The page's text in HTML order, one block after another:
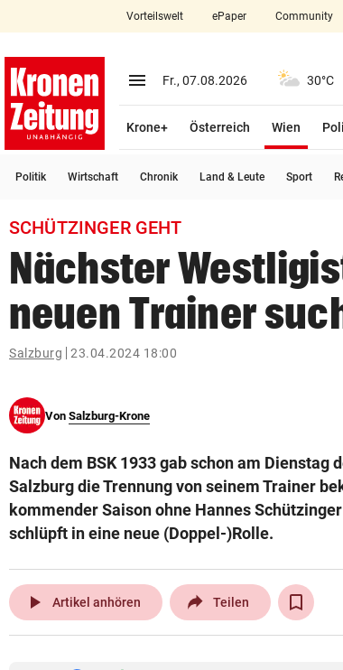
close
account_circle Anmelden
arrow_right
bookmark
search
Suchbegriff
eingeben
© Krone Multimedia GmbH & Co KG 2026
Vorteilswelt ePaper Community
menu Menü aufklappen
Fr., 07.08.2026 30°C
Krone+ Österreich Wien
Politik Wirtschaft Chronik Land & Leute Sport
SCHÜTZINGER GEHT
Nächster
neuen Trainer
Salzburg 23.04.2024 18:00
Von Salzburg-Krone
Nach dem BSK 1933 gab schon am Dienstag
Salzburg die Trennung von seinem Trainer
kommender Saison ohne Hannes
schlüpft in eine neue (Doppel-)Rolle.
play_arrow Artikel anhören Teilen